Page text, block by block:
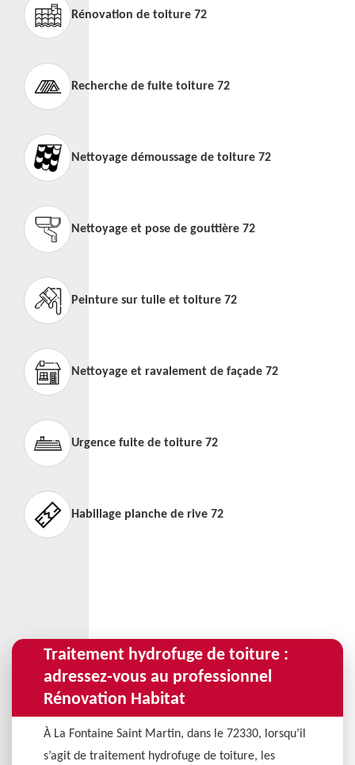
Rénovation de toiture 72
Recherche de fuite toiture 72
Nettoyage démoussage de toiture 72
Nettoyage et pose de gouttière 72
Peinture sur tuile et toiture 72
Nettoyage et ravalement de façade 72
Urgence fuite de toiture 72
Habillage planche de rive 72
Traitement hydrofuge de toiture :
adressez-vous au professionnel
Rénovation Habitat
À La Fontaine Saint Martin, dans le 72330, lorsqu’il
s’agit de traitement hydrofuge de toiture, les